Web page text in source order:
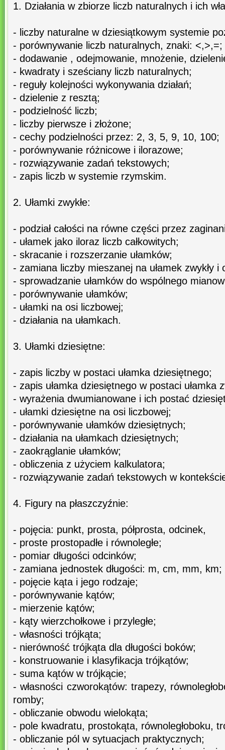
1. Działania w zbiorze liczb naturalnych i ich
- liczby naturalne w dziesiątkowym systemie
- porównywanie liczb naturalnych, znaki: <,>,=;
- dodawanie , odejmowanie, mnożenie,
- kwadraty i sześciany liczb naturalnych;
- reguły kolejności wykonywania działań;
- dzielenie z resztą;
- podzielność liczb;
- liczby pierwsze i złożone;
- cechy podzielności przez: 2, 3, 5, 9, 10, 100;
- porównywanie różnicowe i ilorazowe;
- rozwiązywanie zadań tekstowych;
- zapis liczb w systemie rzymskim.
2. Ułamki zwykłe:
- podział całości na równe części przez
- ułamek jako iloraz liczb całkowitych;
- skracanie i rozszerzanie ułamków;
- zamiana liczby mieszanej na ułamek zwykły i
- sprowadzanie ułamków do wspólnego
- porównywanie ułamków;
- ułamki na osi liczbowej;
- działania na ułamkach.
3. Ułamki dziesiętne:
- zapis liczby w postaci ułamka dziesiętnego;
- zapis ułamka dziesiętnego w postaci ułamka
- wyrażenia dwumianowane i ich postać
- ułamki dziesiętne na osi liczbowej;
- porównywanie ułamków dziesiętnych;
- działania na ułamkach dziesiętnych;
- zaokrąglanie ułamków;
- obliczenia z użyciem kalkulatora;
- rozwiązywanie zadań tekstowych w
4. Figury na płaszczyźnie:
- pojęcia: punkt, prosta, półprosta, odcinek,
- proste prostopadłe i równoległe;
- pomiar długości odcinków;
- zamiana jednostek długości: m, cm, mm, km;
- pojęcie kąta i jego rodzaje;
- porównywanie kątów;
- mierzenie kątów;
- kąty wierzchołkowe i przyległe;
- własności trójkąta;
- nierówność trójkąta dla długości boków;
- konstruowanie i klasyfikacja trójkątów;
- suma kątów w trójkącie;
- własności czworokątów: trapezy,
romby;
- obliczanie obwodu wielokąta;
- pole kwadratu, prostokąta, równoległoboku,
- obliczanie pól w sytuacjach praktycznych;